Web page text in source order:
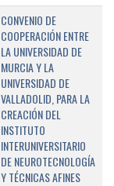
CONVENIO DE
COOPERACIÓN ENTRE
LA UNIVERSIDAD DE
MURCIA Y LA
UNIVERSIDAD DE
VALLADOLID, PARA LA
CREACIÓN DEL
INSTITUTO
INTERUNIVERSITARIO
DE NEUROTECNOLOGÍA
Y TÉCNICAS AFINES